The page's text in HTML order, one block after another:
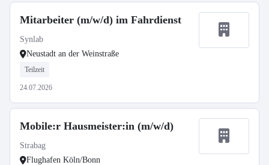
Mitarbeiter (m/w/d) im Fahrdienst
Synlab
Neustadt an der Weinstraße
Teilzeit
24.07.2026
Mobile:r Hausmeister:in (m/w/d)
Strabag
Flughafen Köln/Bonn